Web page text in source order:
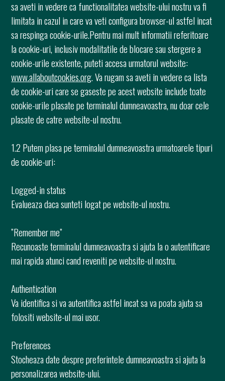
sa aveti in vedere ca functionalitatea website-ului nostru va fi
limitata in cazul in care va veti configura browser-ul astfel incat
sa respinga cookie-urile.Pentru mai mult informatii referitoare
la cookie-uri, inclusiv modalitatile de blocare sau stergere a
cookie-urile existente, puteti accesa urmatorul website:
www.allaboutcookies.org. Va rugam sa aveti in vedere ca lista
de cookie-uri care se gaseste pe acest website include toate
cookie-urile plasate pe terminalul dumneavoastra, nu doar cele
plasate de catre website-ul nostru.
1.2 Putem plasa pe terminalul dumneavoastra urmatoarele tipuri
de cookie-uri:
Logged-in status
Evalueaza daca sunteti logat pe website-ul nostru.
”Remember me”
Recunoaste terminalul dumneavoastra si ajuta la o autentificare
mai rapida atunci cand reveniti pe website-ul nostru.
Authentication
Va identifica si va autentifica astfel incat sa va poata ajuta sa
folositi website-ul mai usor.
Preferences
Stocheaza date despre preferintele dumneavoastra si ajuta la
personalizarea website-ului.